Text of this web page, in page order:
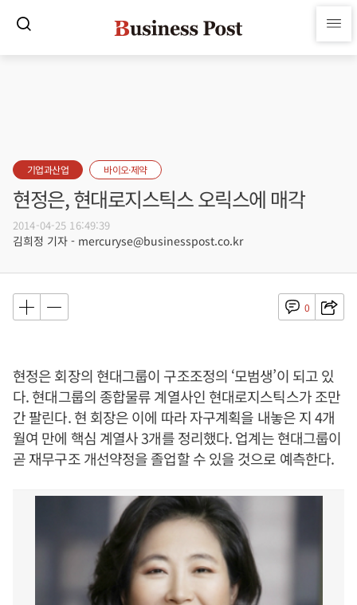
기업과산업 바이오·제약
현정은, 현대로지스틱스 오릭스에 매각
2014-04-25 16:49:39
김희정 기자 - mercuryse@businesspost.co.kr
0
현정은 회장의 현대그룹이 구조조정의 ‘모범생’이 되고 있
다. 현대그룹의 종합물류 계열사인 현대로지스틱스가 조만
간 팔린다. 현 회장은 이에 따라 자구계획을 내놓은 지 4개
월여 만에 핵심 계열사 3개를 정리했다. 업계는 현대그룹이
곧 재무구조 개선약정을 졸업할 수 있을 것으로 예측한다.